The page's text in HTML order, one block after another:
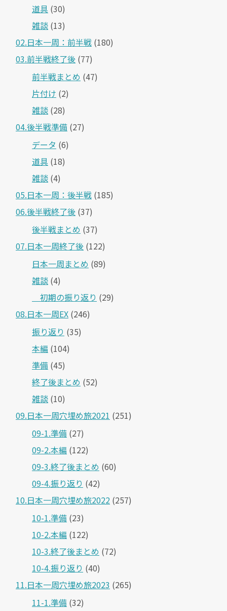
道具 (30)
雑談 (13)
02.日本一周：前半戦 (180)
03.前半戦終了後 (77)
前半戦まとめ (47)
片付け (2)
雑談 (28)
04.後半戦準備 (27)
データ (6)
道具 (18)
雑談 (4)
05.日本一周：後半戦 (185)
06.後半戦終了後 (37)
後半戦まとめ (37)
07.日本一周終了後 (122)
日本一周まとめ (89)
雑談 (4)
＿初期の振り返り (29)
08.日本一周EX (246)
振り返り (35)
本編 (104)
準備 (45)
終了後まとめ (52)
雑談 (10)
09.日本一周穴埋め旅2021 (251)
09-1.準備 (27)
09-2.本編 (122)
09-3.終了後まとめ (60)
09-4.振り返り (42)
10.日本一周穴埋め旅2022 (257)
10-1.準備 (23)
10-2.本編 (122)
10-3.終了後まとめ (72)
10-4.振り返り (40)
11.日本一周穴埋め旅2023 (265)
11-1.準備 (32)